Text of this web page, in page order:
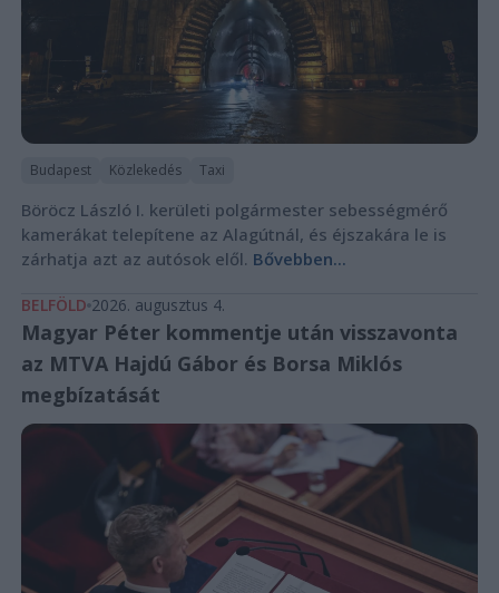
Budapest Közlekedés Taxi
Böröcz László I. kerületi polgármester sebességmérő
kamerákat telepítene az Alagútnál, és éjszakára le is
zárhatja azt az autósok elől. Bővebben...
BELFÖLD 2026. augusztus 4.
Magyar Péter kommentje után visszavonta
az MTVA Hajdú Gábor és Borsa Miklós
megbízatását